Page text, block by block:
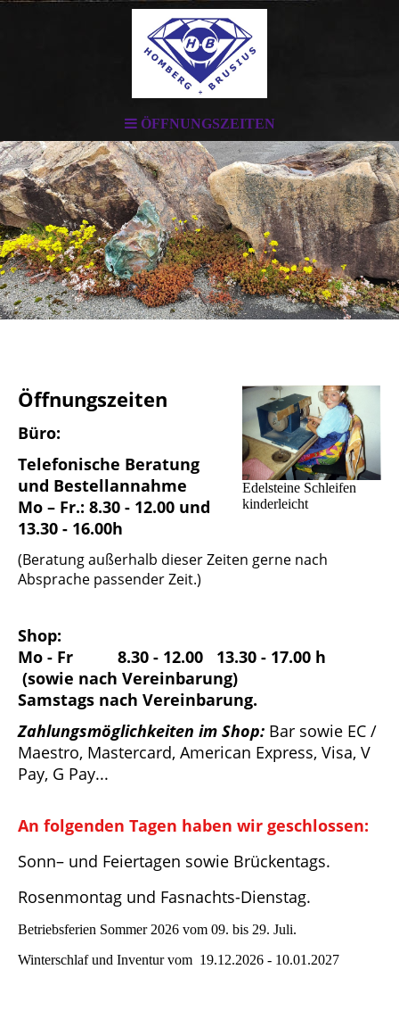
ÖFFNUNGSZEITEN
Edelsteine Schleifen
kinderleicht
Öffnungszeiten
Büro:
Telefonische Beratung
und Bestellannahme
Mo – Fr.: 8.30 - 12.00 und
13.30 - 16.00h
(Beratung außerhalb dieser Zeiten gerne nach
Absprache passender Zeit.)
Shop:
Mo - Fr 8.30 - 12.00 13.30 - 17.00 h
(sowie nach Vereinbarung)
Samstags nach Vereinbarung.
Zahlungsmöglichkeiten im Shop: Bar sowie EC /
Maestro, Mastercard, American Express, Visa, V
Pay, G Pay...
An folgenden Tagen haben wir geschlossen:
Sonn– und Feiertagen sowie Brückentags.
Rosenmontag und Fasnachts-Dienstag.
Betriebsferien Sommer 2026 vom 09. bis 29. Juli.
Winterschlaf und Inventur vom 19.12.2026 - 10.01.2027